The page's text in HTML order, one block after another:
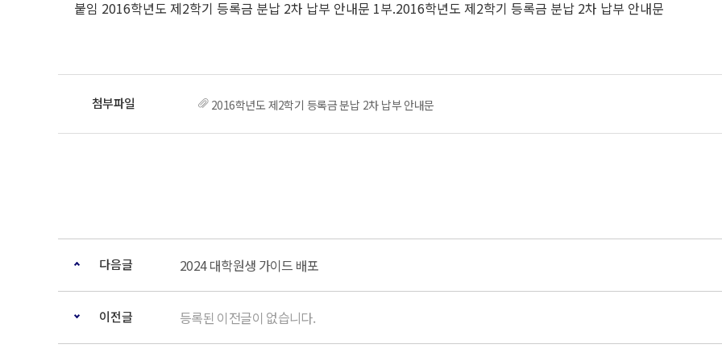
붙임 2016학년도 제2학기 등록금 분납 2차 납부 안내문 1부.2016학년도 제2학기 등록금 분납 2차 납부 안내문
2016학년도 제2학기 등록금 분납 2차 납부 안내문
다음글 2024 대학원생 가이드 배포
이전글 등록된 이전글이 없습니다.